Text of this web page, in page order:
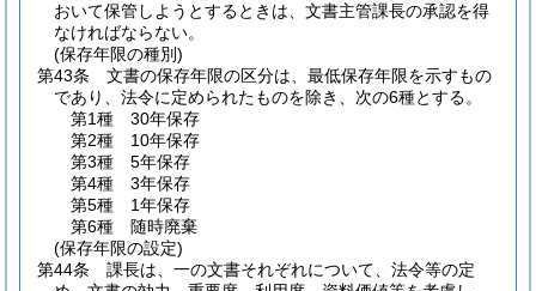
おいて保管しようとするときは、文書主管課長の承認を得
なければならない。
(保存年限の種別)
第43条
文書の保存年限の区分は、最低保存年限を示すもの
であり、法令に定められたものを除き、次の6種とする。
第1種 30年保存
第2種 10年保存
第3種 5年保存
第4種 3年保存
第5種 1年保存
第6種 随時廃棄
(保存年限の設定)
第44条
課長は、一の文書それぞれについて、法令等の定